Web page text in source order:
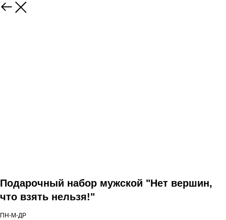
Подарочный набор мужской "Нет вершин,
что взять нельзя!"
ПН-М-ДР